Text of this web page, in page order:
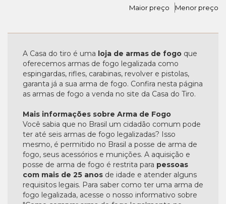
Maior preço Menor preço
A Casa do tiro é uma loja de armas de fogo que
oferecemos armas de fogo legalizada como
espingardas, rifles, carabinas, revolver e pistolas,
garanta já a sua arma de fogo. Confira nesta página
as armas de fogo a venda no site da Casa do Tiro.
Mais informações sobre Arma de Fogo
Você sabia que no Brasil um cidadão comum pode
ter até seis armas de fogo legalizadas? Isso
mesmo, é permitido no Brasil a posse de arma de
fogo, seus acessórios e munições. A aquisição e
posse de arma de fogo é restrita para pessoas
com mais de 25 anos de idade e atender alguns
requisitos legais. Para saber como ter uma arma de
fogo legalizada, acesse o nosso informativo sobre